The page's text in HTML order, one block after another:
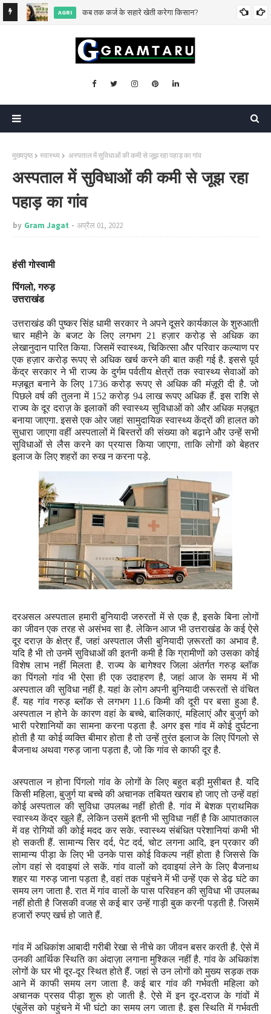
AGRI कब तक कर्ज के सहारे खेती करेगा किसान?
मुख्यपृष्ठ स्वास्थ्य अस्पताल में सुविधाओं की कमी से जूझ रहा पहाड़ का गांव
अस्पताल में सुविधाओं की कमी से जूझ रहा
पहाड़ का गांव
by Gram Jagat अप्रैल 01, 2022
हंसी गोस्वामी
पिंगलो,गरुड़
उत्तराखंड
उत्तराखंड की पुष्कर सिंह धामी सरकार ने अपने दूसरे कार्यकाल के शुरुआती
चार महीने के बजट के लिए लगभग 21हज़ार करोड़ से अधिक का
लेखानुदान पारित किया. जिसमें स्वास्थ्य,चिकित्सा और परिवार कल्याण पर
एक हज़ार करोड़ रूपए से अधिक खर्च करने की बात कही गई है. इससे पूर्व
केंद्र सरकार ने भी राज्य के दुर्गम पर्वतीय क्षेत्रों तक स्वास्थ्य सेवाओं को
मज़बूत बनाने के लिए 1736करोड़ रूपए से अधिक की मंज़ूरी दी है. जो
पिछले वर्ष की तुलना में 152करोड़ 94लाख रूपए अधिक हैं. इस राशि से
राज्य के दूर दराज़ के इलाकों की स्वास्थ्य सुविधाओं को और अधिक मज़बूत
बनाया जाएगा. इससे एक ओर जहां सामुदायिक स्वास्थ्य केंद्रों की हालत को
सुधारा जाएगा वहीं अस्पतालों में बिस्तरों की संख्या को बढ़ाने और उन्हें सभी
सुविधाओं से लैस करने का प्रयास किया जाएगा,ताकि लोगों को बेहतर
इलाज के लिए शहरों का रुख न करना पड़े.
दरअसल अस्पताल हमारी बुनियादी जरुरतों में से एक है,इसके बिना लोगों
का जीवन एक तरह से असंभव सा है. लेकिन आज भी उत्तराखंड के कई ऐसे
दूर दराज़ के क्षेत्र हैं,जहां अस्पताल जैसी बुनियादी ज़रूरतों का अभाव है.
यदि है भी तो उनमें सुविधाओं की इतनी कमी है कि ग्रामीणों को उसका कोई
विशेष लाभ नहीं मिलता है. राज्य के बागेश्वर जिला अंतर्गत गरुड़ ब्लॉक
का पिंगलो गांव भी ऐसा ही एक उदाहरण है,जहां आज के समय में भी
अस्पताल की सुविधा नहीं है. यहां के लोग अपनी बुनियादी जरूरतों से वंचित
हैं. यह गांव गरुड़ ब्लॉक से लगभग 11.6किमी की दूरी पर बसा हुआ है.
अस्पताल न होने के कारण वहां के बच्चे,बालिकाएं,महिलाएं और बुजुर्ग को
भारी परेशानियों का सामना करना पड़ता है. अगर इस गांव में कोई दुर्घटना
होती है या कोई व्यक्ति बीमार होता है तो उन्हें तुरंत इलाज के लिए पिंगलो से
बैजनाथ अथवा गरुड़ जाना पड़ता है,जो कि गांव से काफी दूर है.
अस्पताल न होना पिंगलो गांव के लोगों के लिए बहुत बड़ी मुसीबत है. यदि
किसी महिला,बुजुर्ग या बच्चे की अचानक तबियत खराब हो जाए तो उन्हें वहां
कोई अस्पताल की सुविधा उपलब्ध नहीं होती है. गांव में बेशक प्राथमिक
स्वास्थ्य केंद्र खुले हैं,लेकिन उसमें इतनी भी सुविधा नहीं है कि आपातकाल
में वह रोगियों की कोई मदद कर सके. स्वास्थ्य संबंधित परेशानियां कभी भी
हो सकती हैं. सामान्य सिर दर्द,पेट दर्द,चोट लगना आदि,इन प्रकार की
सामान्य पीड़ा के लिए भी उनके पास कोई विकल्प नहीं होता है जिससे कि
लोग वहां से दवाइयां ले सकें. गांव वालों को दवाइयां लेने के लिए बैजनाथ
शहर या गरुड़ जाना पड़ता है,वहां तक पहुंचने में भी उन्हें एक से डेढ़ घंटे का
समय लग जाता है. रात में गांव वालों के पास परिवहन की सुविधा भी उपलब्ध
नहीं होती है जिसकी वजह से कई बार उन्हें गाड़ी बुक करनी पड़ती है. जिसमें
हजारों रुपए खर्च हो जाते हैं.
गांव में अधिकांश आबादी गरीबी रेखा से नीचे का जीवन बसर करती है. ऐसे में
उनकी आर्थिक स्थिति का अंदाज़ा लगाना मुश्किल नहीं है. गांव के अधिकांश
लोगों के घर भी दूर-दूर स्थित होते हैं. जहां से उन लोगों को मुख्य सड़क तक
आने में काफी समय लग जाता है. कई बार गांव की गर्भवती महिला को
अचानक प्रसव पीड़ा शुरू हो जाती है. ऐसे में इन दूर-दराज के गांवों में
एंबुलेंस को पहुंचने में भी घंटो का समय लग जाता है. इस स्थिति में गर्भवती